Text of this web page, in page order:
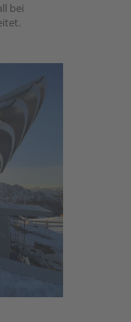
bei